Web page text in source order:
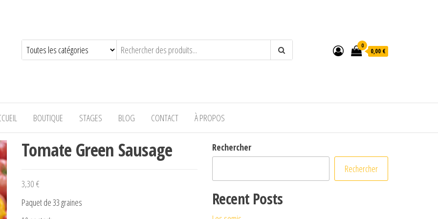
0
0,00 €
BOUTIQUE STAGES BLOG CONTACT À PROPOS
Tomate Green Sausage
3,30 €
Paquet de 33 graines
Rechercher
Rechercher
Recent Posts